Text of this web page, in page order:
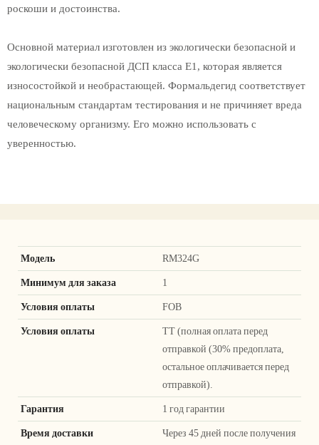
роскоши и достоинства.
Основной материал изготовлен из экологически безопасной и
экологически безопасной ДСП класса Е1, которая является
износостойкой и необрастающей. Формальдегид соответствует
национальным стандартам тестирования и не причиняет вреда
человеческому организму. Его можно использовать с
уверенностью.
Модель RM324G
Минимум для заказа 1
Условия оплаты FOB
Условия оплаты
ТТ (полная оплата перед
отправкой (30% предоплата,
остальное оплачивается перед
отправкой).
Гарантия 1 год гарантии
Время доставки
Через 45 дней после получения